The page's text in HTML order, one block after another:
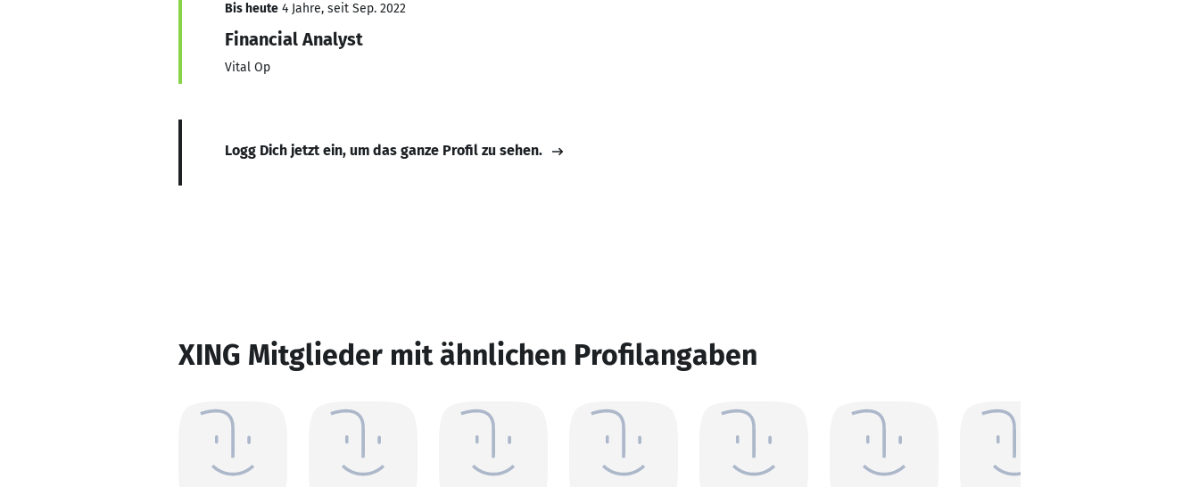
Bis heute 4 Jahre, seit Sep. 2022
Financial Analyst
Vital Op
Logg Dich jetzt ein, um das ganze Profil zu sehen.
XING Mitglieder mit ähnlichen Profilangaben